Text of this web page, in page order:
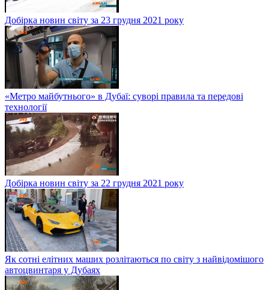
Добірка новин світу за 23 грудня 2021 року
«Метро майбутнього» в Дубаї: суворі правила та передові
технології
Добірка новин світу за 22 грудня 2021 року
Як сотні елітних маших розлітаються по світу з найвідомішого
автоцвинтаря у Дубаях